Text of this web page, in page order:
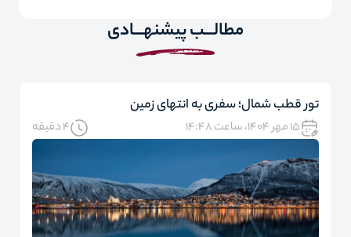
مطالـــب پیشنهـــادی
تور قطب شمال؛ سفری به انتهای زمین
۱۵ مهر ۱۴۰۴، ساعت ۱۴:۴۸ 4 دقیقه